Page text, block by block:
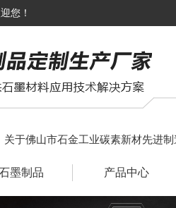
您！
关于佛山市石金工业碳素新材先进
墨制品 产品中心